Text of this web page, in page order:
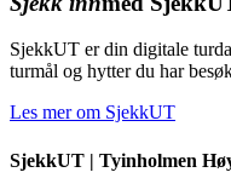
SjekkUT er din digitale
turmål og hytter du har
Les mer om SjekkUT
SjekkUT | Tyinholmen